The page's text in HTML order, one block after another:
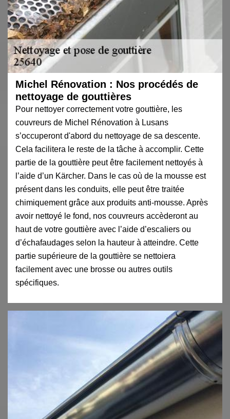
Michel Rénovation : Nos procédés de
nettoyage de gouttières
Pour nettoyer correctement votre gouttière, les
couvreurs de Michel Rénovation à Lusans
s’occuperont d'abord du nettoyage de sa descente.
Cela facilitera le reste de la tâche à accomplir. Cette
partie de la gouttière peut être facilement nettoyés à
l’aide d’un Kärcher. Dans le cas où de la mousse est
présent dans les conduits, elle peut être traitée
chimiquement grâce aux produits anti-mousse. Après
avoir nettoyé le fond, nos couvreurs accèderont au
haut de votre gouttière avec l’aide d’escaliers ou
d’échafaudages selon la hauteur à atteindre. Cette
partie supérieure de la gouttière se nettoiera
facilement avec une brosse ou autres outils
spécifiques.